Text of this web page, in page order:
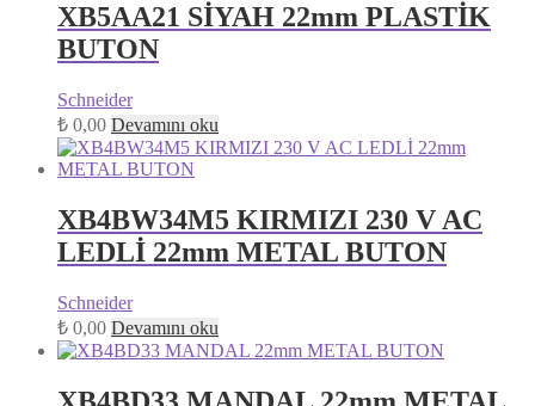
XB5AA21 SİYAH 22mm PLASTİK
BUTON
Schneider
₺ 0,00 Devamını oku
XB4BW34M5 KIRMIZI 230 V AC
LEDLİ 22mm METAL BUTON
Schneider
₺ 0,00 Devamını oku